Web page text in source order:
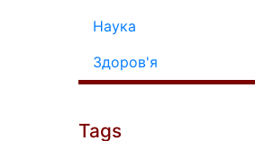
Наука
Здоров'я
Tags